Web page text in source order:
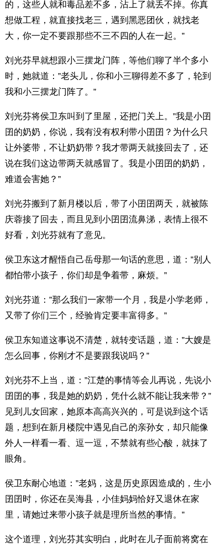
的，这些人就和毒品差不多，沾上了就丢不掉。你真
想做工程，就直接找老三，遇到黑恶团伙，就找老
大，你一定不要跟那些不三不四的人在一起。”
刘光芬早就想跟小三摆龙门阵，等他们聊了半个多小
时，她就道：”老头儿，你和小三聊得差不多了，轮到
我和小三摆龙门阵了。”
刘光芬将侯卫东叫到了里屋，还把门关上。”我是小囝
囝的奶奶，你说，我有没有权利带小囝囝？为什么只
让外婆带，不让奶奶带？我才带两天就接回去了，还
说在我们这边带两天就感冒了。我是小囝囝的奶奶，
难道会害她？”
刘光芬搬到了新月楼以后，带了小囝囝两天，就被陈
庆蓉接了回去，而且见到小囝囝流鼻涕，表情上很不
好看，刘光芬就有了意见。
侯卫东这才醒悟自己岳母那一句话的意思，道：”别人
都怕带小孩子，你们却是争着带，麻烦。”
刘光芬道：”那么我们一家带一个月，我是小学老师，
又带了你们三个，经验肯定要丰富得多。”
侯卫东知道这事说不清楚，就转变话题，道：”大嫂是
怎么回事，你刚才不是要跟我说吗？”
刘光芬不上当，道：”江楚的事情等会儿再说，先说小
囝囝的事，我是她的奶奶，凭什么就不能让我来带？”
见到儿女回家，她原本高高兴兴的，可是说到这个话
题，想到在新月楼院中遇见自己的亲孙女，却只能像
外人一样看一看、逗一逗，不禁就有些心酸，就抹了
眼角。
侯卫东耐心地道：”老妈，这是历史原因造成的，生小
囝囝时，你还在吴海县，小佳妈妈恰好又退休在家
里，请她过来带小孩子就是理所当然的事情。”
这个道理，刘光芬其实明白，此时在儿子面前将窝在